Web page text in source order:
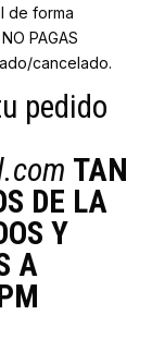
de forma
PAGAS
cancelado.
pedido
TAN
DE LA
Y
A